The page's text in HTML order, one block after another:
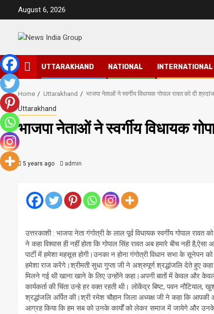
August 6, 2026
UTTARAKHAND NATIONAL INTERNATIONAL
Home Uttarakhand भाजपा नेताओं ने स्वर्गीय विधायक गोपाल रावत को दी
Uttarakhand
भाजपा नेताओं ने स्वर्गीय विधायक
5 years ago admin
उत्तरकाशी : भाजपा नेता गंगोत्री के लाल पूर्व विधायक स्वर्गीय गोपाल
ने कहा विश्वास ही नहीं होता कि गोपाल सिंह रावत अब हमारे बीच नही
पार्टी में हमेशा महसूस होगी।उनका न होना गंगोत्री विधान सभा के
हमेशा राज करेंगे।श्रीमती सुधा गुप्ता जी ने अश्रुपूर्ण श्रद्धांजलि देते हुए
मिलने गई थी खाना खाने के लिए उन्होंने कहा।अपनी बातों में केवल और केवल
कार्यकर्ता की चिंता उन्हे हर वक्त रहती थी। लोकेंद्र बिष्ट, पवन
श्रद्धांजलि अर्पित की।श्री रमेश चौहान जिला अध्यक्ष जी ने कहा कि
आग्रह किया कि हम सब को उनके कार्यों को लेकर समाज में जायेगे और